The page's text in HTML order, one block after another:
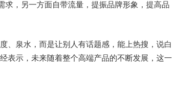
，另一方面自带流量，提振品牌形象，提高品
泉水，而是让别人有话题感，能上热搜，说白
表示，未来随着整个高端产品的不断发展，这一